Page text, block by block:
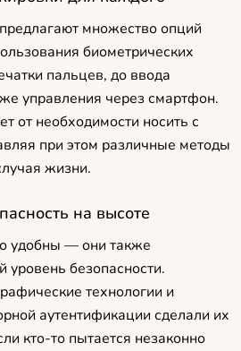
множество опций
биометрических
пальцев, до ввода
управления через смартфон.
от необходимости носить с
при этом различные методы
жизни.
на высоте
удобны — они также
уровень безопасности.
технологии и
аутентификации сделали их
кто-то пытается незаконно